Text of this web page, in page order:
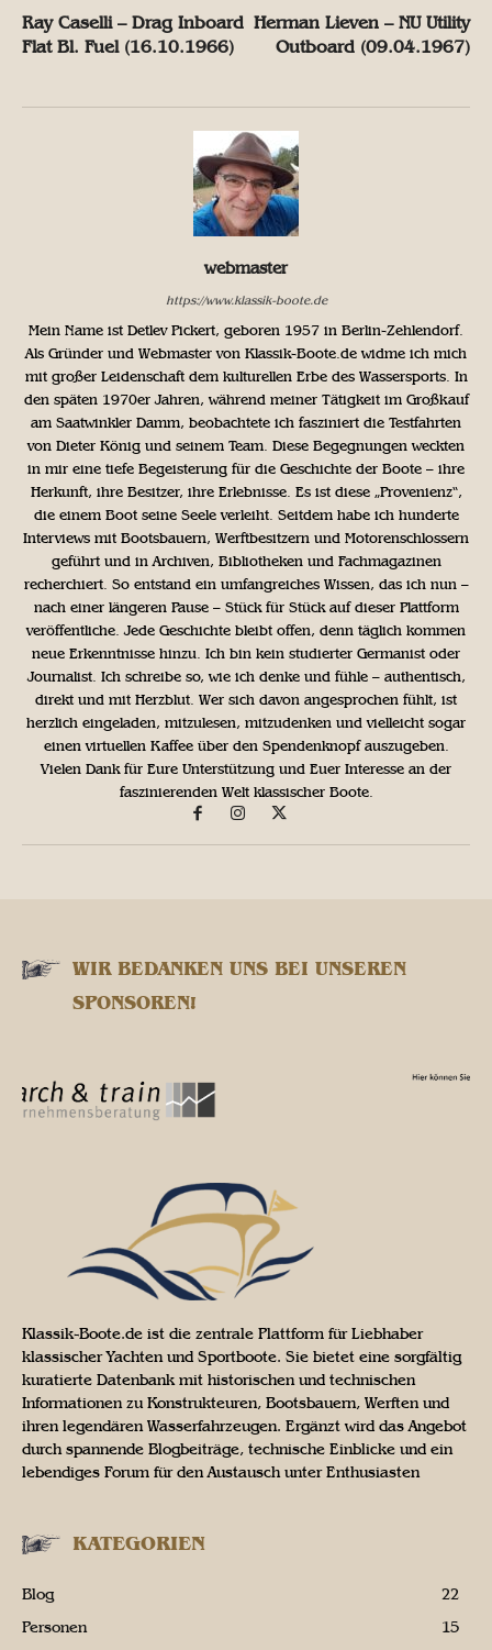
Ray Caselli – Drag Inboard
Flat Bl. Fuel (16.10.1966)
Herman Lieven – NU Utility
Outboard (09.04.1967)
webmaster
https://www.klassik-boote.de
Mein Name ist Detlev Pickert, geboren 1957 in Berlin-Zehlendorf.
Als Gründer und Webmaster von Klassik-Boote.de widme ich mich
mit großer Leidenschaft dem kulturellen Erbe des Wassersports. In
den späten 1970er Jahren, während meiner Tätigkeit im Großkauf
am Saatwinkler Damm, beobachtete ich fasziniert die Testfahrten
von Dieter König und seinem Team. Diese Begegnungen weckten
in mir eine tiefe Begeisterung für die Geschichte der Boote – ihre
Herkunft, ihre Besitzer, ihre Erlebnisse. Es ist diese „Provenienz“,
die einem Boot seine Seele verleiht. Seitdem habe ich hunderte
Interviews mit Bootsbauern, Werftbesitzern und Motorenschlossern
geführt und in Archiven, Bibliotheken und Fachmagazinen
recherchiert. So entstand ein umfangreiches Wissen, das ich nun –
nach einer längeren Pause – Stück für Stück auf dieser Plattform
veröffentliche. Jede Geschichte bleibt offen, denn täglich kommen
neue Erkenntnisse hinzu. Ich bin kein studierter Germanist oder
Journalist. Ich schreibe so, wie ich denke und fühle – authentisch,
direkt und mit Herzblut. Wer sich davon angesprochen fühlt, ist
herzlich eingeladen, mitzulesen, mitzudenken und vielleicht sogar
einen virtuellen Kaffee über den Spendenknopf auszugeben.
Vielen Dank für Eure Unterstützung und Euer Interesse an der
faszinierenden Welt klassischer Boote.
WIR BEDANKEN UNS BEI UNSEREN
SPONSOREN!
Klassik-Boote.de ist die zentrale Plattform für Liebhaber
klassischer Yachten und Sportboote. Sie bietet eine sorgfältig
kuratierte Datenbank mit historischen und technischen
Informationen zu Konstrukteuren, Bootsbauern, Werften und
ihren legendären Wasserfahrzeugen. Ergänzt wird das Angebot
durch spannende Blogbeiträge, technische Einblicke und ein
lebendiges Forum für den Austausch unter Enthusiasten
KATEGORIEN
Blog
22
Personen
15